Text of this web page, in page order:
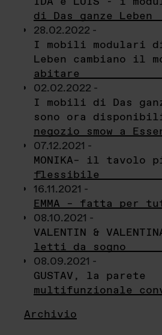
di Das ganze Leben
28.02.2022 -
I mobili modulari di
Leben cambiano il
abitare
02.02.2022 -
I mobili di Das
sono ora
negozio smow a
07.12.2021 -
MONIKA– il tavolo
flessibile
16.11.2021 -
EMMA – fatta per
08.10.2021 -
VALENTIN &
letti da sogno
08.09.2021 -
GUSTAV, la parete
multifunzionale
Archivio